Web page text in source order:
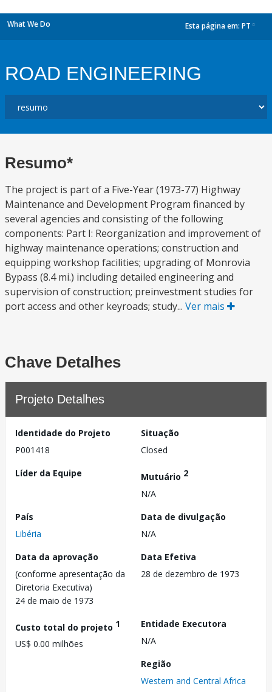
What We Do Esta página em: PT
ROAD ENGINEERING
Resumo*
The project is part of a Five-Year (1973-77) Highway
Maintenance and Development Program financed by
several agencies and consisting of the following
components: Part I: Reorganization and improvement of
highway maintenance operations; construction and
equipping workshop facilities; upgrading of Monrovia
Bypass (8.4 mi.) including detailed engineering and
supervision of construction; preinvestment studies for
port access and other keyroads; study... Ver mais
Chave Detalhes
Projeto Detalhes
Identidade do Projeto
P001418
Situação
Closed
Líder da Equipe
Mutuário 2
N/A
País
Libéria
Data de divulgação
N/A
Data da aprovação
(conforme apresentação da
Diretoria Executiva)
24 de maio de 1973
Data Efetiva
28 de dezembro de 1973
Custo total do projeto 1
US$ 0.00 milhões
Entidade Executora
N/A
Região
Western and Central Africa